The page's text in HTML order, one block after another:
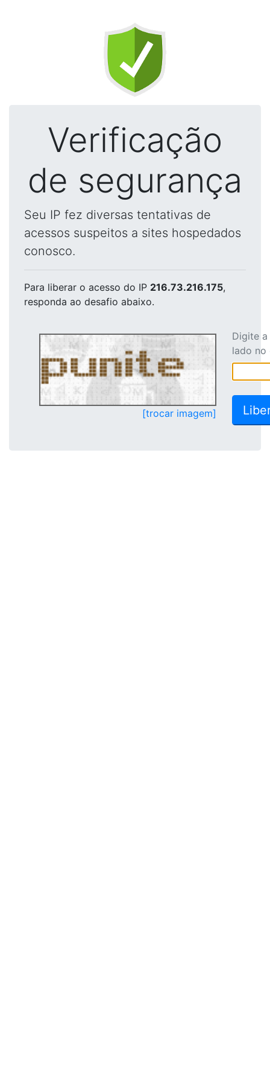
Verificação
de segurança
Seu IP fez diversas tentativas de
acessos suspeitos a sites hospedados
conosco.
Para liberar o acesso do IP 216.73.216.175,
responda ao desafio abaixo.
[trocar imagem]
Digite
lado no